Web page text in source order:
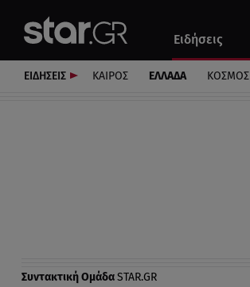
Ειδήσεις
Αυτοκίνητο
ΕΙΔΗΣΕΙΣ ΚΑΙΡΟΣ ΕΛΛΑΔΑ ΚΟΣΜΟΣ
Συντακτική ΟμάδαSTAR.GR